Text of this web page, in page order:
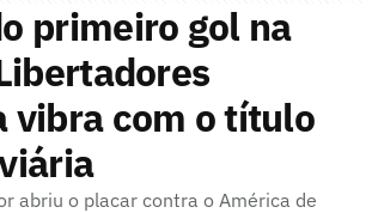
primeiro gol na
vibra com o título
abriu o placar contra o América de